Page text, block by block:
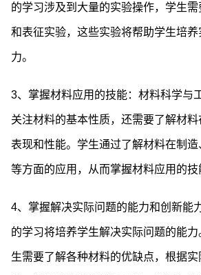
的学习涉及到大量的实验操作，学生
和表征实验，这些实验将帮助学生培
力。
3、掌握材料应用的技能：材料科学与
关注材料的基本性质，还需要了解材
表现和性能。学生通过了解材料在制
等方面的应用，从而掌握材料应用的技
4、掌握解决实际问题的能力和创新能
的学习将培养学生解决实际问题的能
生需要了解各种材料的优缺点，根据